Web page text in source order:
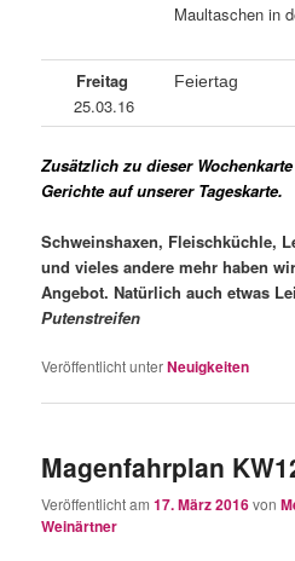
Maultaschen in
Freitag
25.03.16
Feiertag
Zusätzlich zu dieser
Gerichte auf unserer Tageskarte.
Schweinshaxen, Fleischküchle,
und vielesandere mehr haben
Angebot. Natürlich auch etwas
Putenstreifen
Veröffentlicht unterNeuigkeiten
Magenfahrplan
Veröffentlicht am17. März 2016von
Weinärtner